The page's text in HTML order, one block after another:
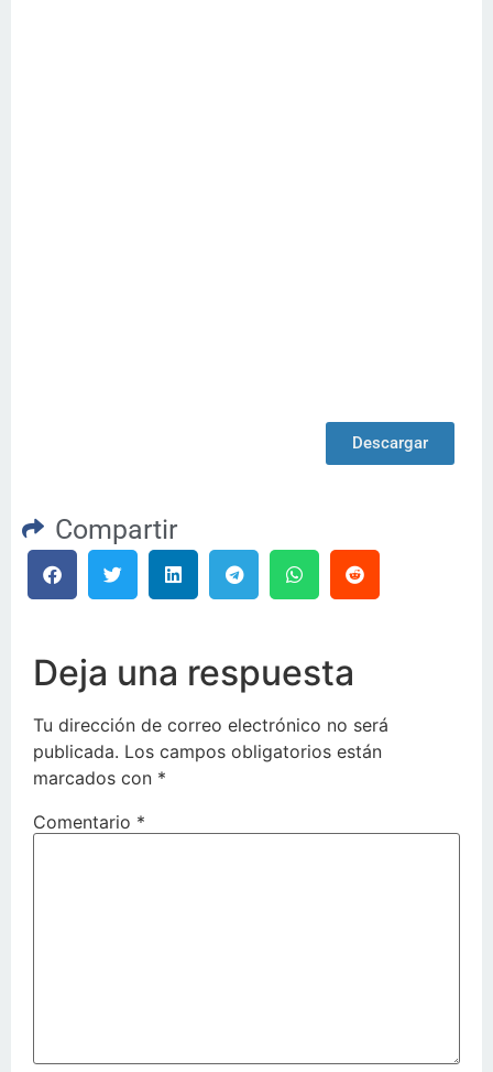
Descargar
Compartir
Deja una respuesta
Tu dirección de correo electrónico no será
publicada. Los campos obligatorios están
marcados con *
Comentario *